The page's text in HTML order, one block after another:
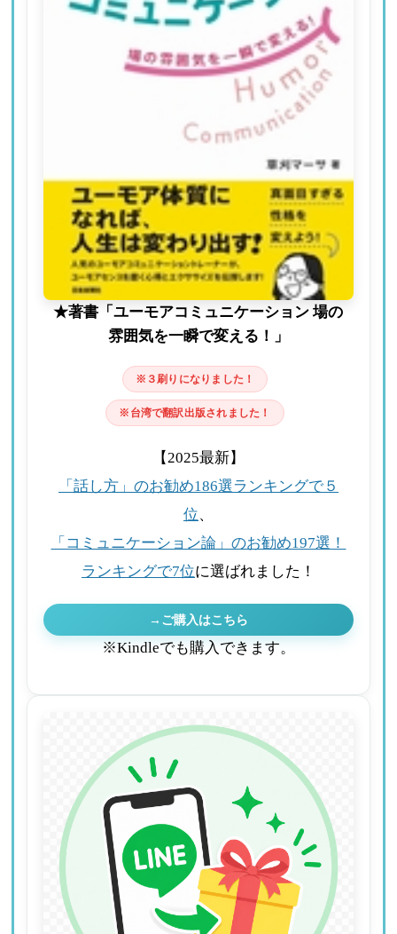
★著書「ユーモアコミュニケーション 場の
雰囲気を一瞬で変える！」
※３刷りになりました！
※台湾で翻訳出版されました！
【2025最新】
「話し方」のお勧め186選ランキングで５
位、
「コミュニケーション論」のお勧め197選！
ランキングで7位に選ばれました！
→ご購入はこちら
※Kindleでも購入できます。